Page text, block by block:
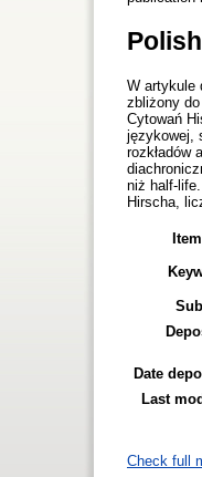
W artykule
zbliżony
Cytowań
językowej,
rozkładów
niż half-
Hirscha,
Date
Last
Check full